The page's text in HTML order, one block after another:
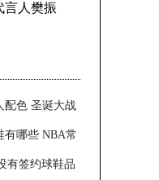
指数给
配色 圣诞大战
有哪些 NBA常
有签约球鞋品